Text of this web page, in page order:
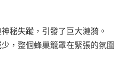
秘失蹤，引發了巨大漣漪。
，整個蜂巢籠罩在緊張的氛圍